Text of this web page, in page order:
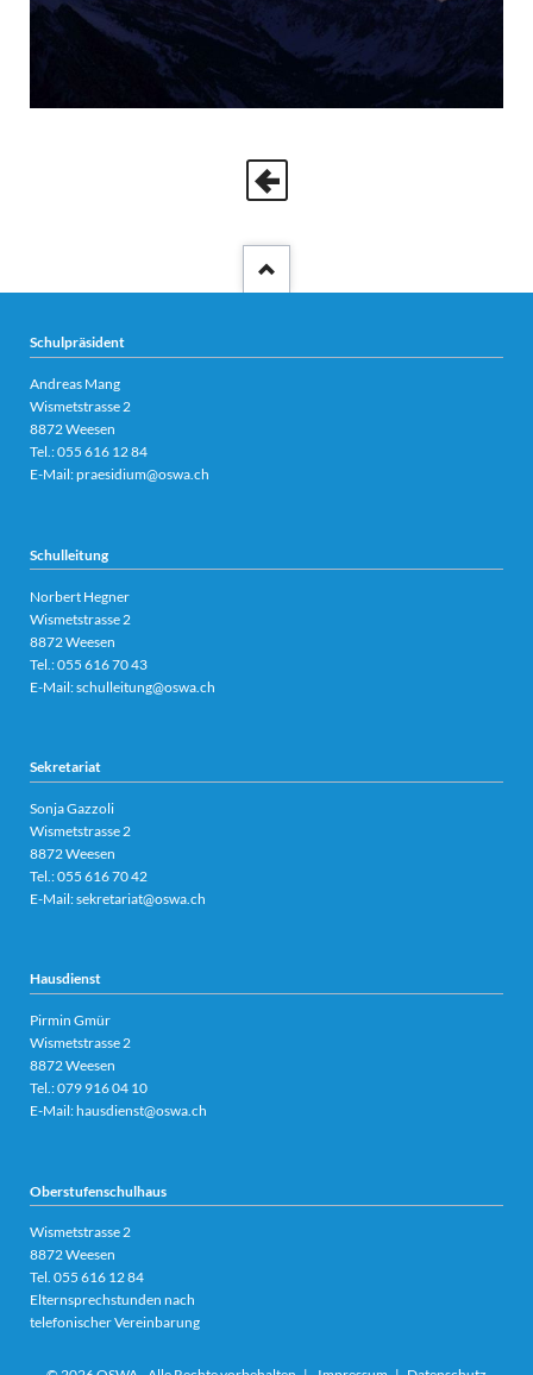
Schulpräsident
Andreas Mang
Wismetstrasse 2
8872 Weesen
Tel.:055 616 12 84
E-Mail:praesidium@oswa.ch
Schulleitung
Norbert Hegner
Wismetstrasse 2
8872 Weesen
Tel.:055 616 70 43
E-Mail:schulleitung@oswa.ch
Sekretariat
Sonja Gazzoli
Wismetstrasse 2
8872 Weesen
Tel.:055 616 70 42
E-Mail:sekretariat@oswa.ch
Hausdienst
Pirmin Gmür
Wismetstrasse 2
8872 Weesen
Tel.: 079 916 04 10
E-Mail:hausdienst@oswa.ch
Oberstufenschulhaus
Wismetstrasse 2
8872 Weesen
Tel. 055 616 12 84
Elternsprechstunden nach
telefonischer Vereinbarung